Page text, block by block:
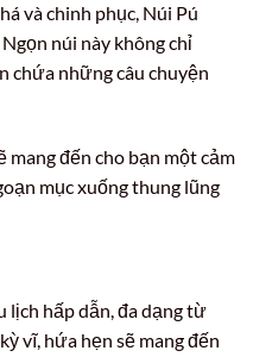
và chinh phục, Núi Pú
núi này không chỉ
chứa những câu chuyện
mang đến cho bạn một cảm
mục xuống thung lũng
lịch hấp dẫn, đa dạng từ
vĩ, hứa hẹn sẽ mang đến